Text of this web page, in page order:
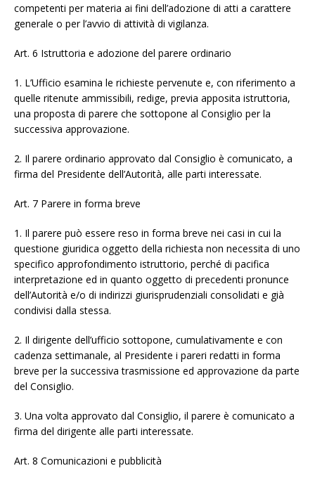
competenti per materia ai fini dell’adozione di atti a carattere
generale o per l’avvio di attività di vigilanza.
Art. 6 Istruttoria e adozione del parere ordinario
1. L’Ufficio esamina le richieste pervenute e, con riferimento a
quelle ritenute ammissibili, redige, previa apposita istruttoria,
una proposta di parere che sottopone al Consiglio per la
successiva approvazione.
2. Il parere ordinario approvato dal Consiglio è comunicato, a
firma del Presidente dell’Autorità, alle parti interessate.
Art. 7 Parere in forma breve
1. Il parere può essere reso in forma breve nei casi in cui la
questione giuridica oggetto della richiesta non necessita di uno
specifico approfondimento istruttorio, perché di pacifica
interpretazione ed in quanto oggetto di precedenti pronunce
dell’Autorità e/o di indirizzi giurisprudenziali consolidati e già
condivisi dalla stessa.
2. Il dirigente dell’ufficio sottopone, cumulativamente e con
cadenza settimanale, al Presidente i pareri redatti in forma
breve per la successiva trasmissione ed approvazione da parte
del Consiglio.
3. Una volta approvato dal Consiglio, il parere è comunicato a
firma del dirigente alle parti interessate.
Art. 8 Comunicazioni e pubblicità